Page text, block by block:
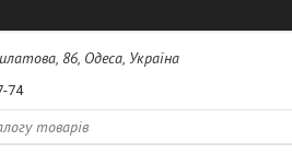
86, Одеса, Україна
74